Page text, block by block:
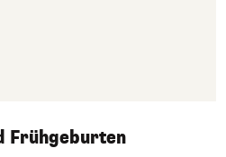
Frühgeburten